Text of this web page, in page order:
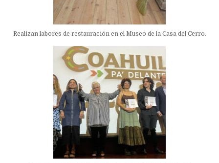
Realizan labores de restauración en el Museo de la Casa del Cerro.